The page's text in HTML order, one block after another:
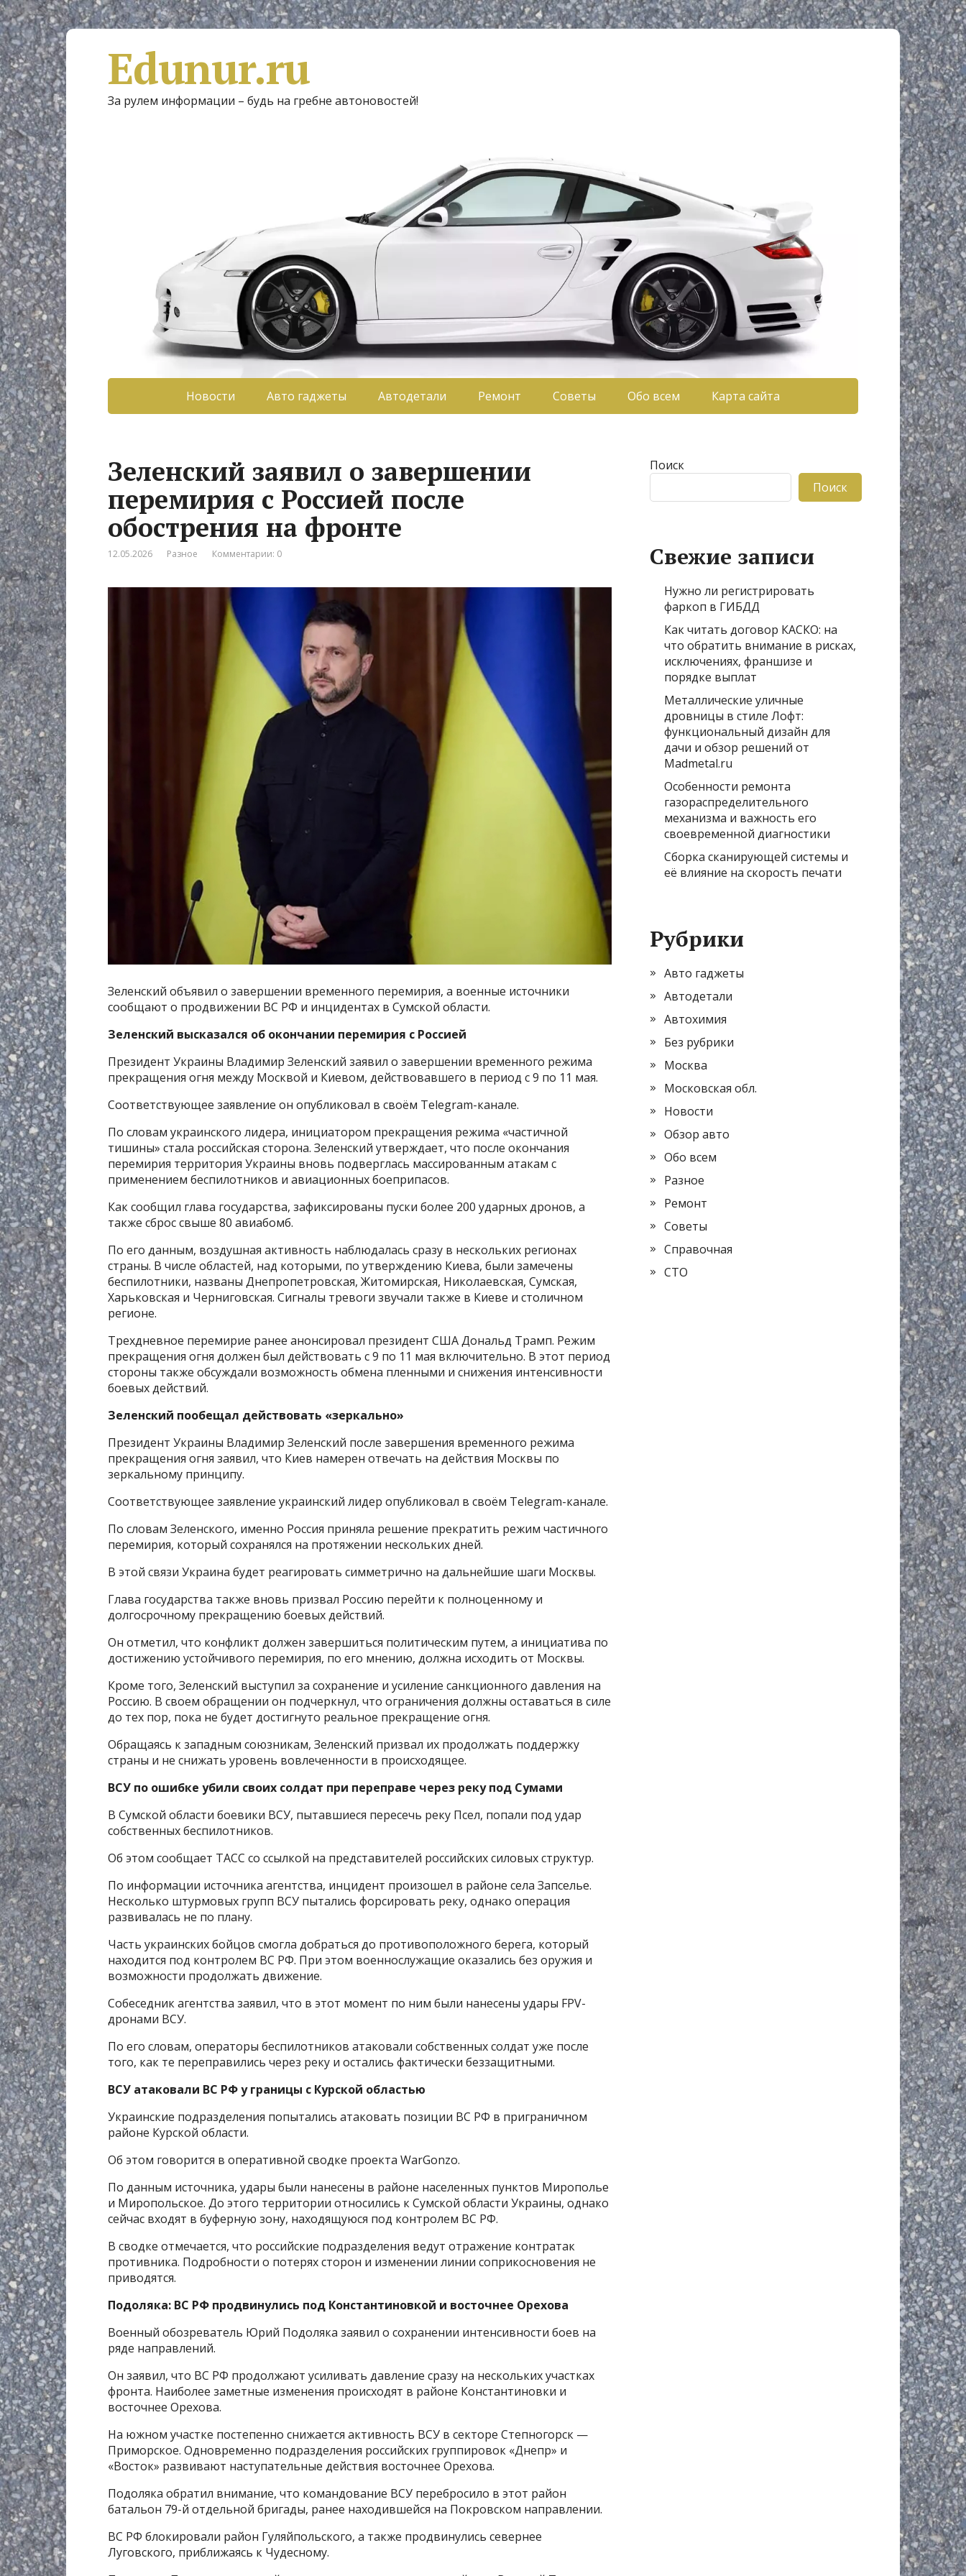
Edunur.ru
За рулем информации – будь на гребне автоновостей!
Новости Авто гаджеты Автодетали Ремонт Советы Обо всем Карта сайта
Зеленский заявил о завершении
перемирия с Россией после
обострения на фронте
12.05.2026 Разное Комментарии: 0
Зеленский объявил о завершении временного перемирия, а военные источники
сообщают о продвижении ВС РФ и инцидентах в Сумской области.
Зеленский высказался об окончании перемирия с Россией
Президент Украины Владимир Зеленский заявил о завершении временного режима
прекращения огня между Москвой и Киевом, действовавшего в период с 9 по 11 мая.
Соответствующее заявление он опубликовал в своём Telegram-канале.
По словам украинского лидера, инициатором прекращения режима «частичной
тишины» стала российская сторона. Зеленский утверждает, что после окончания
перемирия территория Украины вновь подверглась массированным атакам с
применением беспилотников и авиационных боеприпасов.
Как сообщил глава государства, зафиксированы пуски более 200 ударных дронов, а
также сброс свыше 80 авиабомб.
По его данным, воздушная активность наблюдалась сразу в нескольких регионах
страны. В числе областей, над которыми, по утверждению Киева, были замечены
беспилотники, названы Днепропетровская, Житомирская, Николаевская, Сумская,
Харьковская и Черниговская. Сигналы тревоги звучали также в Киеве и столичном
регионе.
Трехдневное перемирие ранее анонсировал президент США Дональд Трамп. Режим
прекращения огня должен был действовать с 9 по 11 мая включительно. В этот период
стороны также обсуждали возможность обмена пленными и снижения интенсивности
боевых действий.
Зеленский пообещал действовать «зеркально»
Президент Украины Владимир Зеленский после завершения временного режима
прекращения огня заявил, что Киев намерен отвечать на действия Москвы по
зеркальному принципу.
Соответствующее заявление украинский лидер опубликовал в своём Telegram-канале.
По словам Зеленского, именно Россия приняла решение прекратить режим частичного
перемирия, который сохранялся на протяжении нескольких дней.
В этой связи Украина будет реагировать симметрично на дальнейшие шаги Москвы.
Глава государства также вновь призвал Россию перейти к полноценному и
долгосрочному прекращению боевых действий.
Он отметил, что конфликт должен завершиться политическим путем, а инициатива по
достижению устойчивого перемирия, по его мнению, должна исходить от Москвы.
Кроме того, Зеленский выступил за сохранение и усиление санкционного давления на
Россию. В своем обращении он подчеркнул, что ограничения должны оставаться в силе
до тех пор, пока не будет достигнуто реальное прекращение огня.
Обращаясь к западным союзникам, Зеленский призвал их продолжать поддержку
страны и не снижать уровень вовлеченности в происходящее.
ВСУ по ошибке убили своих солдат при переправе через реку под Сумами
В Сумской области боевики ВСУ, пытавшиеся пересечь реку Псел, попали под удар
собственных беспилотников.
Об этом сообщает ТАСС со ссылкой на представителей российских силовых структур.
По информации источника агентства, инцидент произошел в районе села Запселье.
Несколько штурмовых групп ВСУ пытались форсировать реку, однако операция
развивалась не по плану.
Часть украинских бойцов смогла добраться до противоположного берега, который
находится под контролем ВС РФ. При этом военнослужащие оказались без оружия и
возможности продолжать движение.
Собеседник агентства заявил, что в этот момент по ним были нанесены удары FPV-
дронами ВСУ.
По его словам, операторы беспилотников атаковали собственных солдат уже после
того, как те переправились через реку и остались фактически беззащитными.
ВСУ атаковали ВС РФ у границы с Курской областью
Украинские подразделения попытались атаковать позиции ВС РФ в приграничном
районе Курской области.
Об этом говорится в оперативной сводке проекта WarGonzo.
По данным источника, удары были нанесены в районе населенных пунктов Мирополье
и Миропольское. До этого территории относились к Сумской области Украины, однако
сейчас входят в буферную зону, находящуюся под контролем ВС РФ.
В сводке отмечается, что российские подразделения ведут отражение контратак
противника. Подробности о потерях сторон и изменении линии соприкосновения не
приводятся.
Подоляка: ВС РФ продвинулись под Константиновкой и восточнее Орехова
Военный обозреватель Юрий Подоляка заявил о сохранении интенсивности боев на
ряде направлений.
Он заявил, что ВС РФ продолжают усиливать давление сразу на нескольких участках
фронта. Наиболее заметные изменения происходят в районе Константиновки и
восточнее Орехова.
На южном участке постепенно снижается активность ВСУ в секторе Степногорск —
Приморское. Одновременно подразделения российских группировок «Днепр» и
«Восток» развивают наступательные действия восточнее Орехова.
Подоляка обратил внимание, что командование ВСУ перебросило в этот район
батальон 79-й отдельной бригады, ранее находившейся на Покровском направлении.
ВС РФ блокировали район Гуляйпольского, а также продвинулись севернее
Луговского, приближаясь к Чудесному.
Поиск
Поиск
Свежие записи
Нужно ли регистрировать
фаркоп в ГИБДД
Как читать договор КАСКО: на
что обратить внимание в рисках,
исключениях, франшизе и
порядке выплат
Металлические уличные
дровницы в стиле Лофт:
функциональный дизайн для
дачи и обзор решений от
Madmetal.ru
Особенности ремонта
газораспределительного
механизма и важность его
своевременной диагностики
Сборка сканирующей системы и
её влияние на скорость печати
Рубрики
Авто гаджеты
Автодетали
Автохимия
Без рубрики
Москва
Московская обл.
Новости
Обзор авто
Обо всем
Разное
Ремонт
Советы
Справочная
СТО